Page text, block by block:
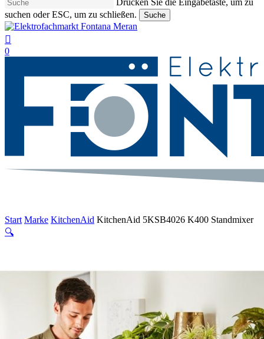
Drücken Sie die Eingabetaste, um zu
suchen oder ESC, um zu schließen.
Suche
Suche
beenden
0
Start Marke KitchenAid KitchenAid 5KSB4026 K400 Standmixer
🔍